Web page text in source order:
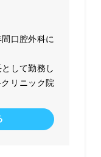
口腔外科に
して勤務し
リニック院